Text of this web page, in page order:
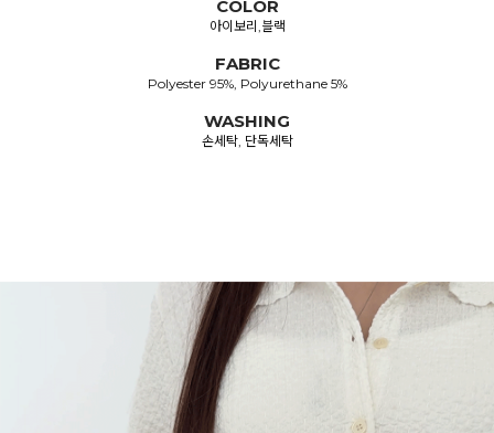
COLOR
아이보리,블랙
FABRIC
Polyester 95%, Polyurethane 5%
WASHING
손세탁, 단독세탁